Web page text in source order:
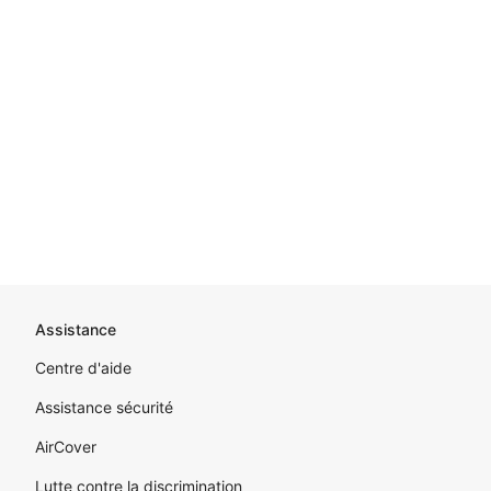
Assistance
Centre d'aide
Assistance sécurité
AirCover
Lutte contre la discrimination